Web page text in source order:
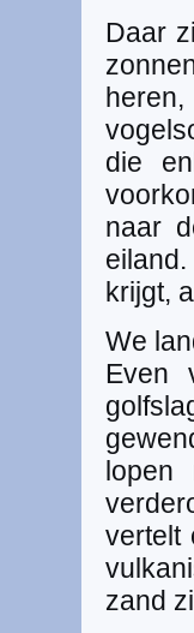
Daar
die
naar
krijgt,
We
Even
lopen
vertelt
zand